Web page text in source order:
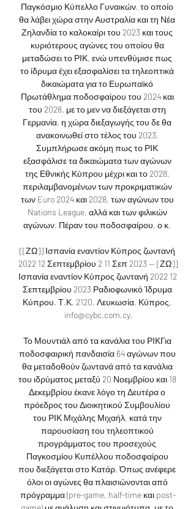
Παγκόσμιο Κύπελλο Γυναικών, το οποίο
θα λάβει χώρα στην Αυστραλία και τη Νέα
Ζηλανδία το καλοκαίρι του 2023 και τους
κυριότερους αγώνες του οποίου θα
μεταδώσει το ΡΙΚ, ενώ υπενθύμισε πως
το ίδρυμα έχει εξασφαλίσει τα τηλεοπτικά
δικαιώματα για το Ευρωπαϊκό
Πρωτάθλημα ποδοσφαίρου του 2024 και
του 2028, με το μεν να διεξάγεται στη
Γερμανία, η χώρα διεξαγωγής του δε θα
ανακοινωθεί στο τέλος του 2023.
Συμπλήρωσε ακόμη πως το ΡΙΚ
εξασφάλισε τα δικαιώματα των αγώνων
της Εθνικής Κύπρου μέχρι και το 2028,
περιλαμβανομένων των προκριματικών
των Euro 2024 και 2028, των αγώνων του
Nations League, αλλά και των φιλικών
αγώνων. Πέραν του ποδοσφαίρου, ο κ.
[[ΖΩ]] Ισπανία εναντίον Κύπρος ζωντανή
2022 12 Σεπτεμβρίου 2 11 Σεπ 2023 — [ΖΩ]]
Ισπανία εναντίον Κύπρος ζωντανή 2022 12
Σεπτεμβρίου 2023 Ραδιοφωνικό Ίδρυμα
Κύπρου. Τ.Κ. 2120. Λευκωσία, Κύπρος.
info@cybc.com.cy.
Το Μουντιάλ από τα κανάλια του ΡΙΚΓια
ποδοσφαιρική πανδαισία 64 αγώνων που
θα μεταδοθούν ζωντανά από τα κανάλια
του ιδρύματος μεταξύ 20 Νοεμβρίου και 18
Δεκεμβρίου έκανε λόγο τη Δευτέρα ο
πρόεδρος του Διοικητικού Συμβουλίου
του ΡΙΚ Μιχάλης Μιχαήλ, κατά την
παρουσίαση του τηλεοπτικού
προγράμματος του προσεχούς
Παγκοσμίου Κυπέλλου ποδοσφαίρου
που διεξάγεται στο Κατάρ. Όπως ανέφερε
όλοι οι αγώνες θα πλαισιώνονται από
πρόγραμμα (pre-game, half-time και post-